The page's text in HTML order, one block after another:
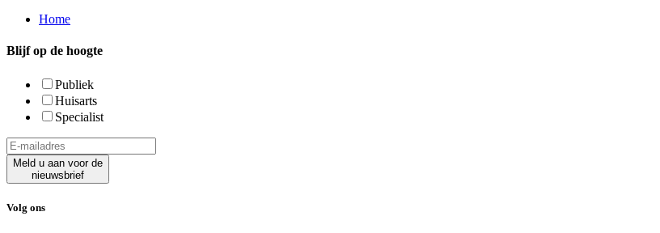
Home
Blijf op de hoogte
Publiek
Huisarts
Specialist
Meld u aan voor de
nieuwsbrief
Volg ons